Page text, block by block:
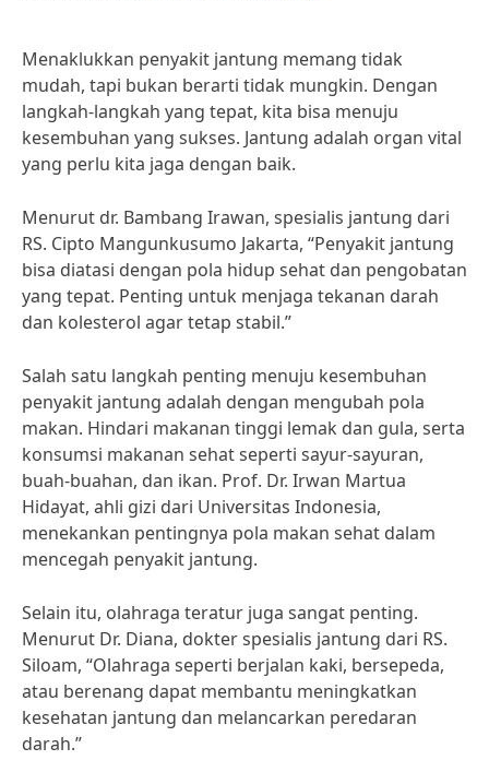
Menaklukkan penyakit jantung memang tidak
mudah, tapi bukan berarti tidak mungkin. Dengan
langkah-langkah yang tepat, kita bisa menuju
kesembuhan yang sukses. Jantung adalah organ vital
yang perlu kita jaga dengan baik.
Menurut dr. Bambang Irawan, spesialis jantung dari
RS. Cipto Mangunkusumo Jakarta, “Penyakit jantung
bisa diatasi dengan pola hidup sehat dan pengobatan
yang tepat. Penting untuk menjaga tekanan darah
dan kolesterol agar tetap stabil.”
Salah satu langkah penting menuju kesembuhan
penyakit jantung adalah dengan mengubah pola
makan. Hindari makanan tinggi lemak dan gula, serta
konsumsi makanan sehat seperti sayur-sayuran,
buah-buahan, dan ikan. Prof. Dr. Irwan Martua
Hidayat, ahli gizi dari Universitas Indonesia,
menekankan pentingnya pola makan sehat dalam
mencegah penyakit jantung.
Selain itu, olahraga teratur juga sangat penting.
Menurut Dr. Diana, dokter spesialis jantung dari RS.
Siloam, “Olahraga seperti berjalan kaki, bersepeda,
atau berenang dapat membantu meningkatkan
kesehatan jantung dan melancarkan peredaran
darah.”